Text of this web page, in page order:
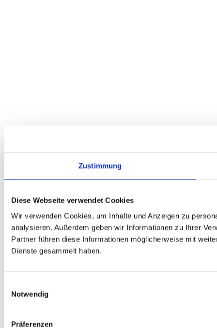
Zustimmung
Diese Webseite verwendet Cookies
Wir verwenden Cookies, um Inhalte und Anzeigen zu
analysieren. Außerdem geben wir Informationen zu Ihrer
Partner führen diese Informationen möglicherweise mit
Dienste gesammelt haben.
Notwendig
Präferenzen